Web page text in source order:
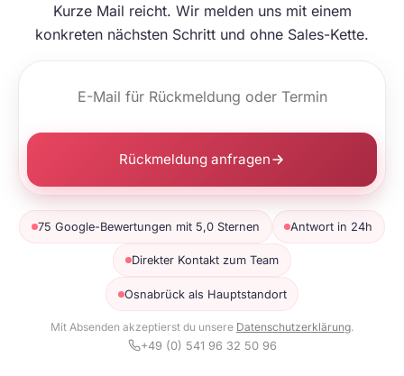
Kurze Mail reicht. Wir melden uns mit einem
konkreten nächsten Schritt und ohne Sales-Kette.
Rückmeldung anfragen
75 Google-Bewertungen mit 5,0 Sternen Antwort in 24h
Direkter Kontakt zum Team
Osnabrück als Hauptstandort
Mit Absenden akzeptierst du unsere Datenschutzerklärung.
+49 (0) 541 96 32 50 96